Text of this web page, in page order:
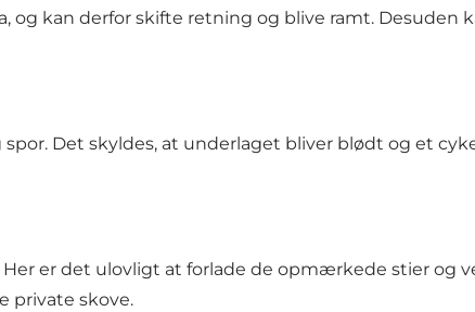
og kan derfor skifte retning og blive ramt.
Det skyldes, at underlaget bliver blødt og et
er det ulovligt at forlade de opmærkede stier og
private skove.